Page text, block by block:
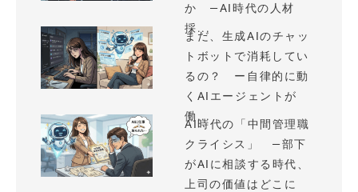
か —AI時代の人材
採...
まだ、生成AIのチャッ
トボットで消耗してい
るの？ ー自律的に動
くAIエージェントが
働...
AI時代の「中間管理職
クライシス」 —部下
がAIに相談する時代、
上司の価値はどこに